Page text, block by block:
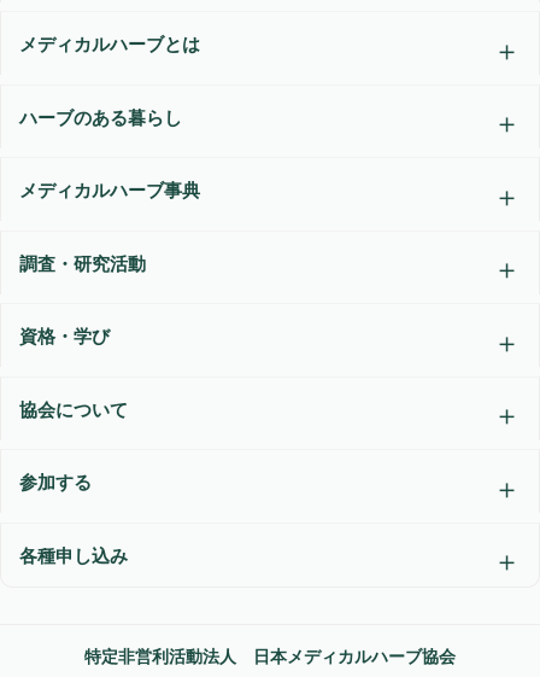
メディカルハーブとは
ハーブのある暮らし
メディカルハーブ事典
調査・研究活動
資格・学び
協会について
参加する
各種申し込み
特定非営利活動法人 日本メディカルハーブ協会